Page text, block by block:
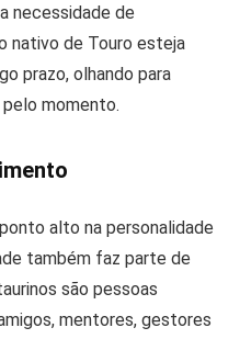
necessidade de
nativo de Touro esteja
prazo, olhando para
momento.
alto na personalidade
também faz parte de
são pessoas
mentores, gestores